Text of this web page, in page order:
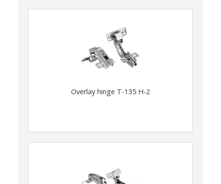
Overlay hinge T-135 H-2